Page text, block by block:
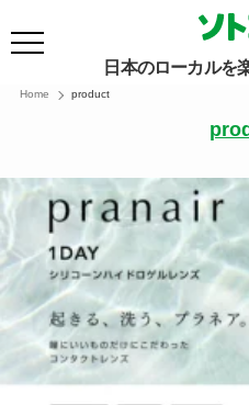
日本のローカルを
Home product